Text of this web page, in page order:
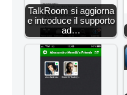
TalkRoom si aggiorna
e introduce il supporto
ad…